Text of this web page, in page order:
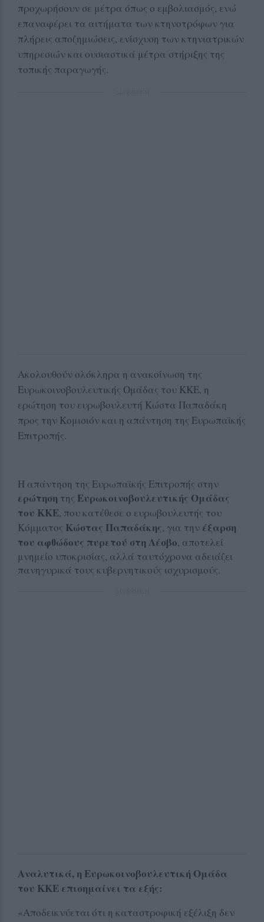
προχωρήσουν σε μέτρα όπως ο εμβολιασμός, ενώ
επαναφέρει τα αιτήματα των κτηνοτρόφων για
πλήρεις αποζημιώσεις, ενίσχυση των κτηνιατρικών
υπηρεσιών και ουσιαστικά μέτρα στήριξης της
τοπικής παραγωγής.
Ακολουθούν ολόκληρα η ανακοίνωση της
Ευρωκοινοβουλευτικής Ομάδας του ΚΚΕ, η
ερώτηση του ευρωβουλευτή Κώστα Παπαδάκη
προς την Κομισιόν και η απάντηση της Ευρωπαϊκής
Επιτροπής.
Η απάντηση της Ευρωπαϊκής Επιτροπής στην
ερώτηση της Ευρωκοινοβουλευτικής Ομάδας
του ΚΚΕ, που κατέθεσε ο ευρωβουλευτής του
Κόμματος Κώστας Παπαδάκης, για την έξαρση
του αφθώδους πυρετού στη Λέσβο, αποτελεί
μνημείο υποκρισίας, αλλά ταυτόχρονα αδειάζει
πανηγυρικά τους κυβερνητικούς ισχυρισμούς.
Αναλυτικά, η Ευρωκοινοβουλευτική Ομάδα
του ΚΚΕ επισημαίνει τα εξής:
«Αποδεικνύεται ότι η καταστροφική εξέλιξη δεν